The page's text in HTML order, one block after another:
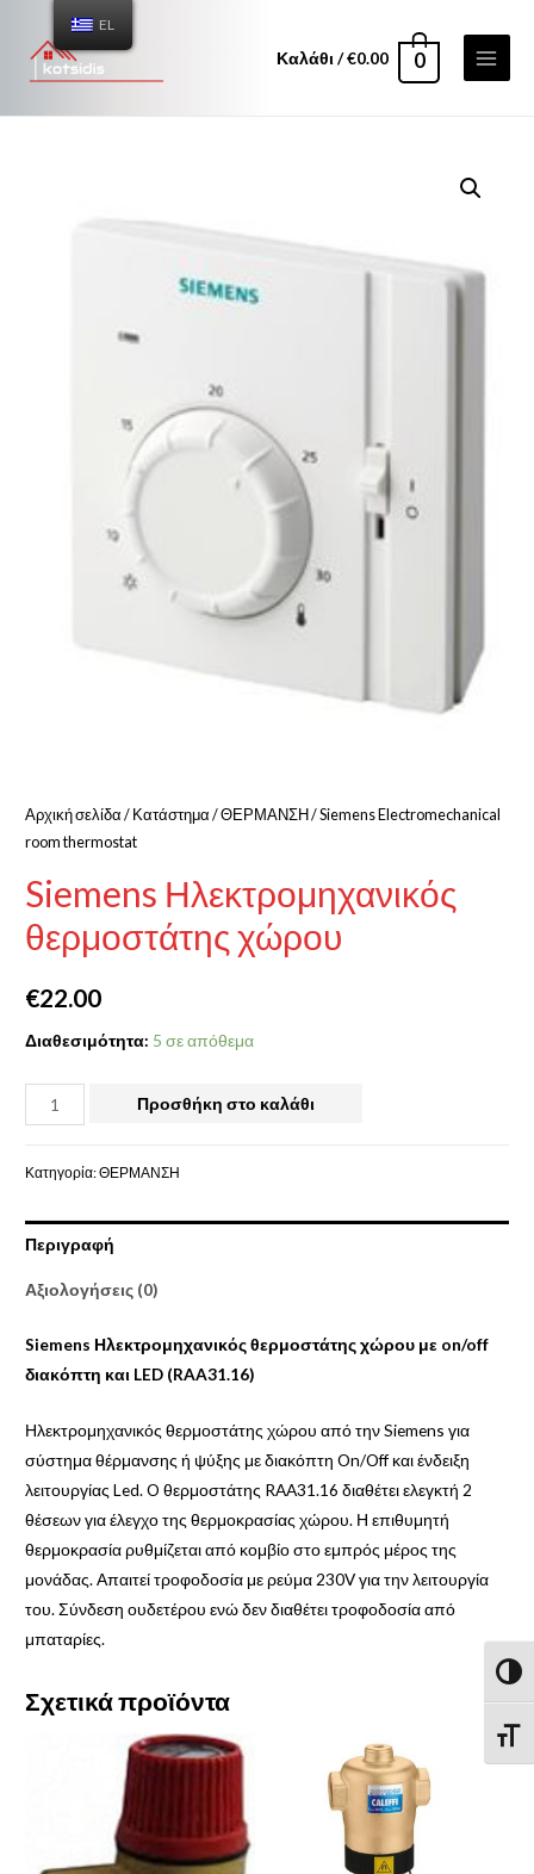
Καλάθι /€0.00 0
Αρχική σελίδα / Κατάστημα /ΘΕΡΜΑΝΣΗ / Siemens Electromechanical
room thermostat
Siemens Ηλεκτρομηχανικός
θερμοστάτης χώρου
€22.00
Διαθεσιμότητα: 5 σε απόθεμα
Προσθήκη στο καλάθι
Κατηγορία:ΘΕΡΜΑΝΣΗ
Περιγραφή
Αξιολογήσεις (0)
Siemens Ηλεκτρομηχανικός θερμοστάτης χώρου με on/off
διακόπτη και LED (RAA31.16)
Ηλεκτρομηχανικός θερμοστάτης χώρου από την Siemens για
σύστημα θέρμανσης ή ψύξης με διακόπτη On/Off και ένδειξη
λειτουργίας Led. O θερμοστάτης RAA31.16 διαθέτει ελεγκτή 2
θέσεων για έλεγχο της θερμοκρασίας χώρου. Η επιθυμητή
θερμοκρασία ρυθμίζεται από κομβίο στο εμπρός μέρος της
μονάδας. Απαιτεί τροφοδοσία με ρεύμα 230V για την λειτουργία
του. Σύνδεση ουδετέρου ενώ δεν διαθέτει τροφοδοσία από
μπαταρίες.
Σχετικά προϊόντα
EL